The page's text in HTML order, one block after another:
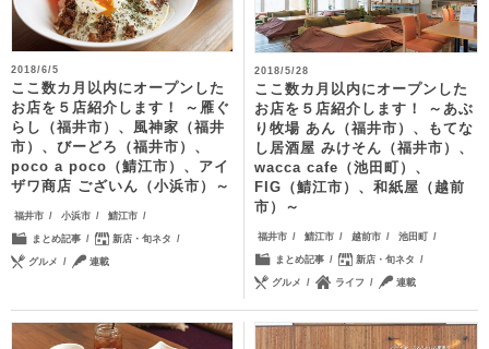
2018/6/5
ここ数カ月以内にオープンした
お店を５店紹介します！ ～雁ぐ
らし（福井市）、風神家（福井
市）、びーどろ（福井市）、
poco a poco（鯖江市）、アイ
ザワ商店 ございん（小浜市）～
福井市 小浜市 鯖江市
まとめ記事 新店・旬ネタ
グルメ 連載
2018/5/28
ここ数カ月以内にオープンした
お店を５店紹介します！ ～あぶ
り牧場 あん（福井市）、もてな
し居酒屋 みけそん（福井市）、
wacca cafe（池田町）、
FIG（鯖江市）、和紙屋（越前
市）～
福井市 鯖江市 越前市 池田町
まとめ記事 新店・旬ネタ
グルメ ライフ 連載